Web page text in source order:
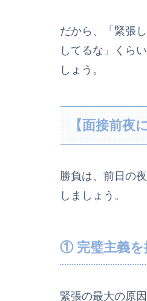
だから、「緊張
してるな」くら
しょう。
【面接前
勝負は、前日の
しましょう。
① 完璧主義を
緊張の最大の原